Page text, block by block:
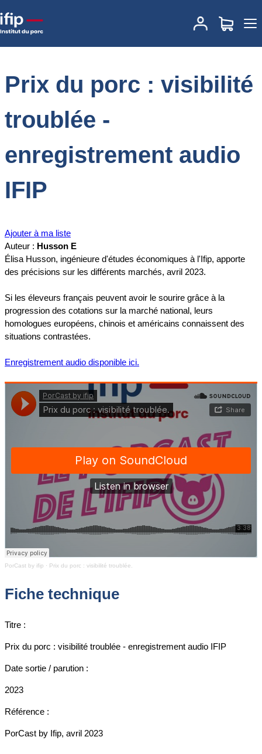
Accueil
Prix du porc : visibilité troublée -
enregistrement audio IFIP
Prix du porc : visibilité
troublée -
enregistrement audio
IFIP
Ajouter à ma liste
Auteur : Husson E
Élisa Husson, ingénieure d'études économiques à l'Ifip, apporte
des précisions sur les différents marchés, avril 2023.
Si les éleveurs français peuvent avoir le sourire grâce à la
progression des cotations sur la marché national, leurs
homologues européens, chinois et américains connaissent des
situations contrastées.
Enregistrement audio disponible ici.
PorCast by ifip · Prix du porc : visibilité troublée.
Fiche technique
Titre :
Prix du porc : visibilité troublée - enregistrement audio IFIP
Date sortie / parution :
2023
Référence :
PorCast by Ifip, avril 2023